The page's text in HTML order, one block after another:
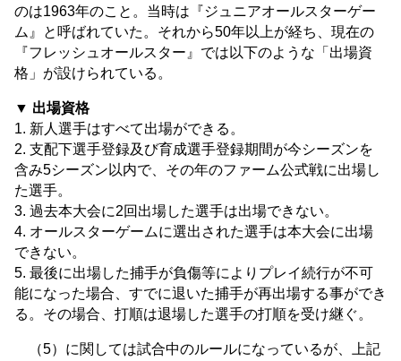
のは1963年のこと。当時は『ジュニアオールスターゲー
ム』と呼ばれていた。それから50年以上が経ち、現在の
『フレッシュオールスター』では以下のような「出場資
格」が設けられている。
▼ 出場資格
1. 新人選手はすべて出場ができる。
2. 支配下選手登録及び育成選手登録期間が今シーズンを
含み5シーズン以内で、その年のファーム公式戦に出場し
た選手。
3. 過去本大会に2回出場した選手は出場できない。
4. オールスターゲームに選出された選手は本大会に出場
できない。
5. 最後に出場した捕手が負傷等によりプレイ続行が不可
能になった場合、すでに退いた捕手が再出場する事ができ
る。その場合、打順は退場した選手の打順を受け継ぐ。
（5）に関しては試合中のルールになっているが、上記